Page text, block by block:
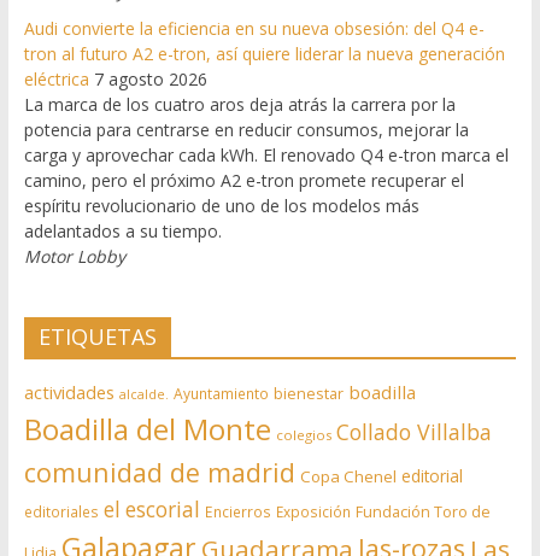
Audi convierte la eficiencia en su nueva obsesión: del Q4 e-
tron al futuro A2 e-tron, así quiere liderar la nueva generación
eléctrica 7 agosto 2026
La marca de los cuatro aros deja atrás la carrera por la
potencia para centrarse en reducir consumos, mejorar la
carga y aprovechar cada kWh. El renovado Q4 e-tron marca el
camino, pero el próximo A2 e-tron promete recuperar el
espíritu revolucionario de uno de los modelos más
adelantados a su tiempo.
Motor Lobby
ETIQUETAS
actividades alcalde. Ayuntamiento bienestar boadilla
Boadilla del Monte colegios Collado Villalba
comunidad de madrid Copa Chenel editorial
editoriales el escorial Encierros Exposición Fundación Toro de
Galapagar Guadarrama las-rozas Las